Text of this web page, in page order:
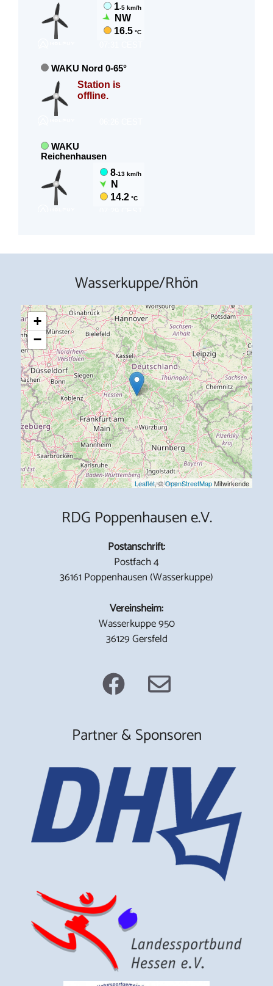
Wasserkuppe/Rhön
+
−
Leaflet, ©OpenStreetMapMitwirkende
RDG Poppenhausen e.V.
Postanschrift:
Postfach 4
36161 Poppenhausen (Wasserkuppe)
Vereinsheim:
Wasserkuppe 950
36129 Gersfeld
Partner & Sponsoren